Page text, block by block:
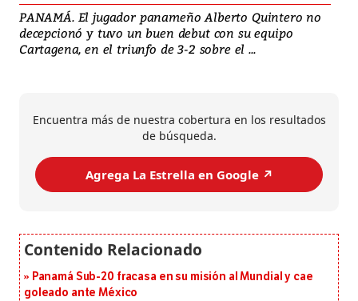
PANAMÁ. El jugador panameño Alberto Quintero no
decepcionó y tuvo un buen debut con su equipo
Cartagena, en el triunfo de 3-2 sobre el ...
Encuentra más de nuestra cobertura en los resultados
de búsqueda.
Agrega La Estrella en Google ↗️
Panamá Sub-20 fracasa en su misión al Mundial y cae
goleado ante México